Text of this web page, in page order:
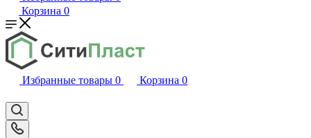
Корзина 0
Избранные товары 0 Корзина 0